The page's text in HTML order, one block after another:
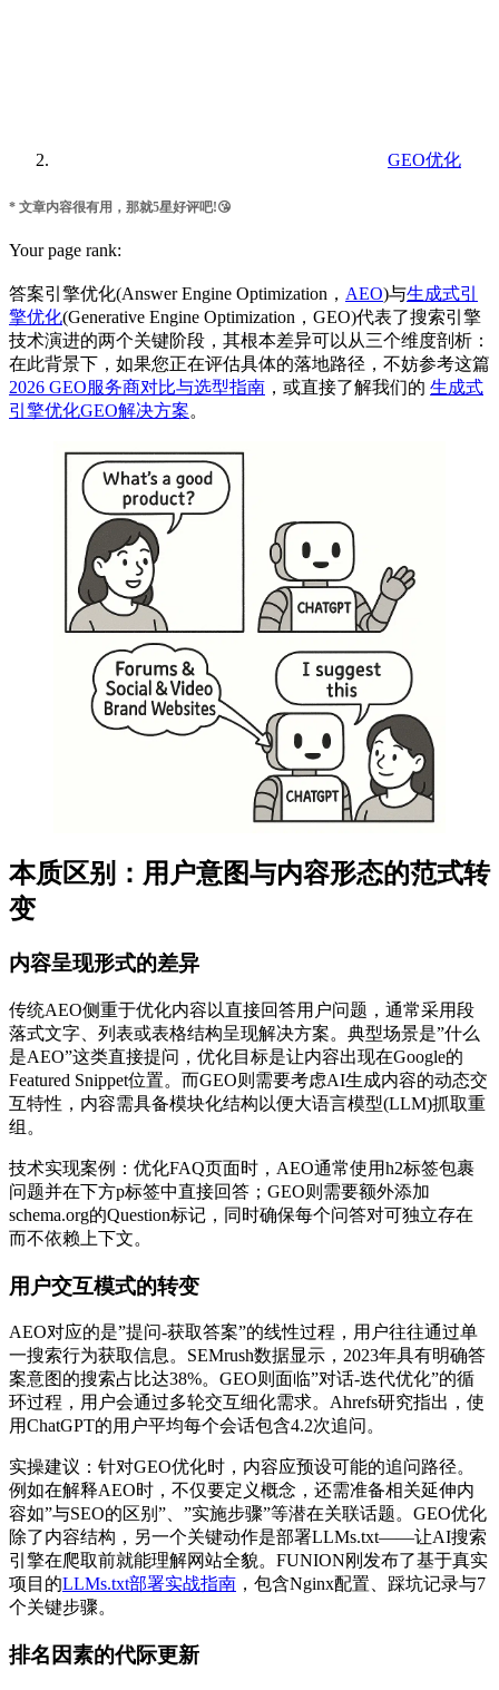
GEO优化
* 文章内容很有用，那就5星好评吧!😘
Your page rank:
答案引擎优化(Answer Engine Optimization， AEO)与生成式引
擎优化(Generative Engine Optimization，GEO)代表了搜索引擎
技术演进的两个关键阶段，其根本差异可以从三个维度剖析：
在此背景下，如果您正在评估具体的落地路径，不妨参考这篇
2026 GEO服务商对比与选型指南 ，或直接了解我们的 生成式
引擎优化GEO解决方案。
本质区别：用户意图与内容形态的范式转
变
内容呈现形式的差异
传统AEO侧重于优化内容以直接回答用户问题，通常采用段
落式文字、列表或表格结构呈现解决方案。典型场景是”什么
是AEO”这类直接提问，优化目标是让内容出现在Google的
Featured Snippet位置。而GEO则需要考虑AI生成内容的动态交
互特性，内容需具备模块化结构以便大语言模型(LLM)抓取重
组。
技术实现案例：优化FAQ页面时，AEO通常使用h2标签包裹
问题并在下方p标签中直接回答；GEO则需要额外添加
schema.org的Question标记，同时确保每个问答对可独立存在
而不依赖上下文。
用户交互模式的转变
AEO对应的是”提问-获取答案”的线性过程，用户往往通过单
一搜索行为获取信息。SEMrush数据显示，2023年具有明确答
案意图的搜索占比达38%。GEO则面临”对话-迭代优化”的循
环过程，用户会通过多轮交互细化需求。Ahrefs研究指出，使
用ChatGPT的用户平均每个会话包含4.2次追问。
实操建议：针对GEO优化时，内容应预设可能的追问路径。
例如在解释AEO时，不仅要定义概念，还需准备相关延伸内
容如”与SEO的区别”、”实施步骤”等潜在关联话题。GEO优化
除了内容结构，另一个关键动作是部署LLMs.txt——让AI搜索
引擎在爬取前就能理解网站全貌。FUNION刚发布了基于真实
项目的LLMs.txt部署实战指南 ，包含Nginx配置、踩坑记录与7
个关键步骤。
排名因素的代际更新